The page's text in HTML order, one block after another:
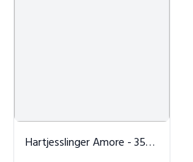
Hartjesslinger Amore - 350cm